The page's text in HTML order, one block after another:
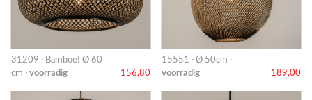
31209 · Bamboe! Ø 60
cm · voorradig 156,80
15551 · Ø 50cm ·
voorradig
189,00